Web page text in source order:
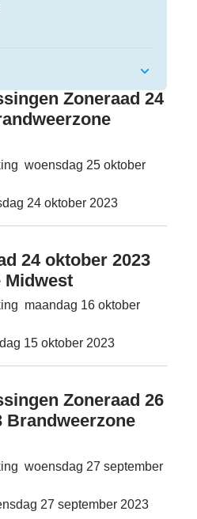
Zoneraad 24
woensdag 25 oktober
24 oktober 2023
24 oktober 2023
Midwest
maandag 16 oktober
15 oktober 2023
Zoneraad 26
Brandweerzone
woensdag 27 september
27 september 2023